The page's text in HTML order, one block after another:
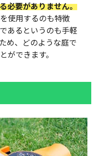
必要がありません。
使用するのも特徴
であるというのも手軽
め、どのような庭で
ができます。